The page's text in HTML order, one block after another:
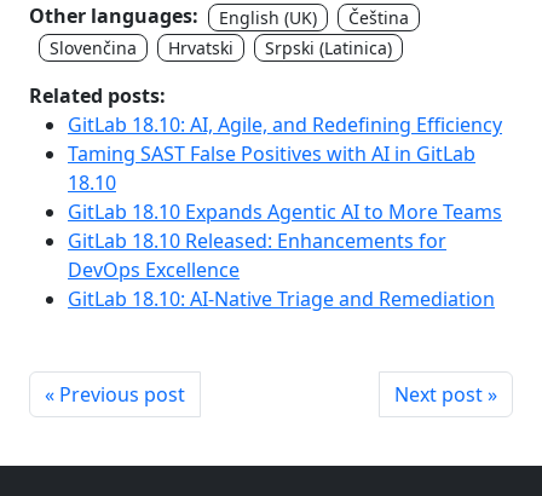
Other languages: English (UK)
Čeština
Slovenčina
Hrvatski Srpski (Latinica)
Related posts:
GitLab 18.10: AI, Agile, and Redefining Efficiency
Taming SAST False Positives with AI in GitLab
18.10
GitLab 18.10 Expands Agentic AI to More Teams
GitLab 18.10 Released: Enhancements for
DevOps Excellence
GitLab 18.10: AI-Native Triage and Remediation
« Previous post Next post »